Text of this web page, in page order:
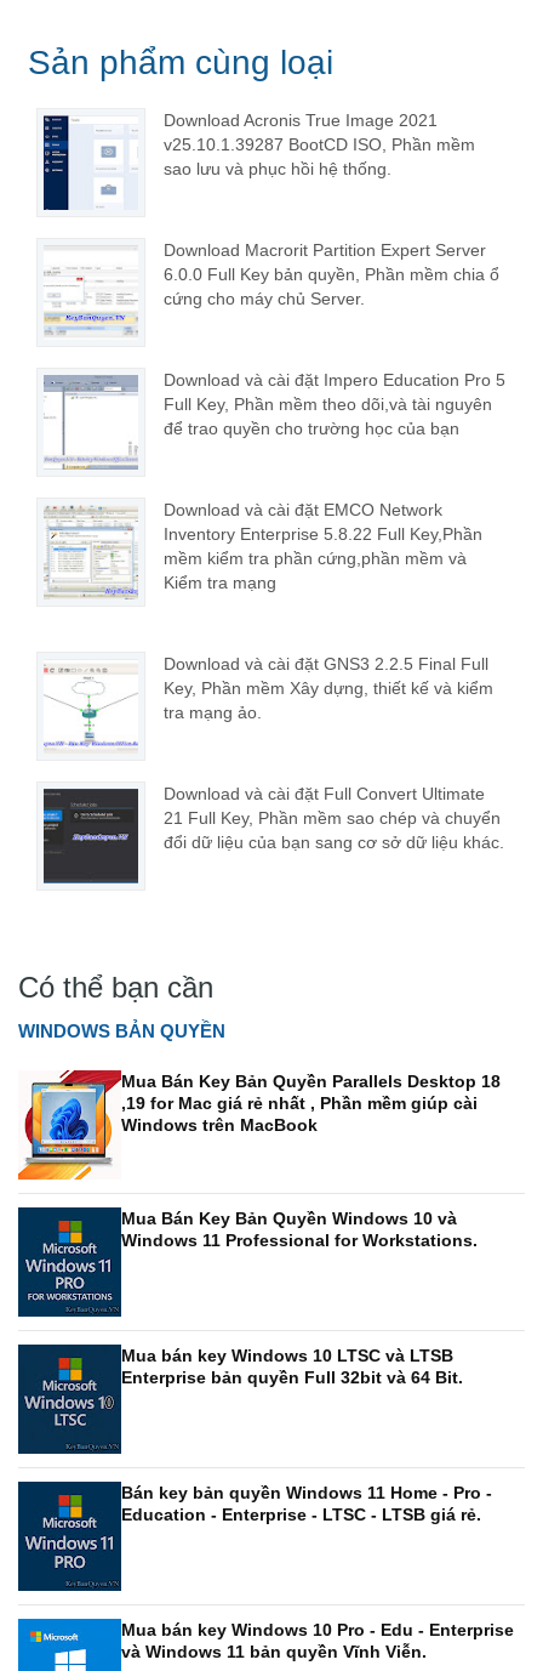
Sản phẩm cùng loại
Download Acronis True Image 2021
v25.10.1.39287 BootCD ISO, Phần mềm
sao lưu và phục hồi hệ thống.
Download Macrorit Partition Expert Server
6.0.0 Full Key bản quyền, Phần mềm chia ổ
cứng cho máy chủ Server.
Download và cài đặt Impero Education Pro 5
Full Key, Phần mềm theo dõi,và tài nguyên
để trao quyền cho trường học của bạn
Download và cài đặt EMCO Network
Inventory Enterprise 5.8.22 Full Key,Phần
mềm kiểm tra phần cứng,phần mềm và
Kiểm tra mạng
Download và cài đặt GNS3 2.2.5 Final Full
Key, Phần mềm Xây dựng, thiết kế và kiểm
tra mạng ảo.
Download và cài đặt Full Convert Ultimate
21 Full Key, Phần mềm sao chép và chuyển
đổi dữ liệu của bạn sang cơ sở dữ liệu khác.
Có thể bạn cần
WINDOWS BẢN QUYỀN
Mua Bán Key Bản Quyền Parallels Desktop 18
,19 for Mac giá rẻ nhất , Phần mềm giúp cài
Windows trên MacBook
Mua Bán Key Bản Quyền Windows 10 và
Windows 11 Professional for Workstations.
Mua bán key Windows 10 LTSC và LTSB
Enterprise bản quyền Full 32bit và 64 Bit.
Bán key bản quyền Windows 11 Home - Pro -
Education - Enterprise - LTSC - LTSB giá rẻ.
Mua bán key Windows 10 Pro - Edu - Enterprise
và Windows 11 bản quyền Vĩnh Viễn.